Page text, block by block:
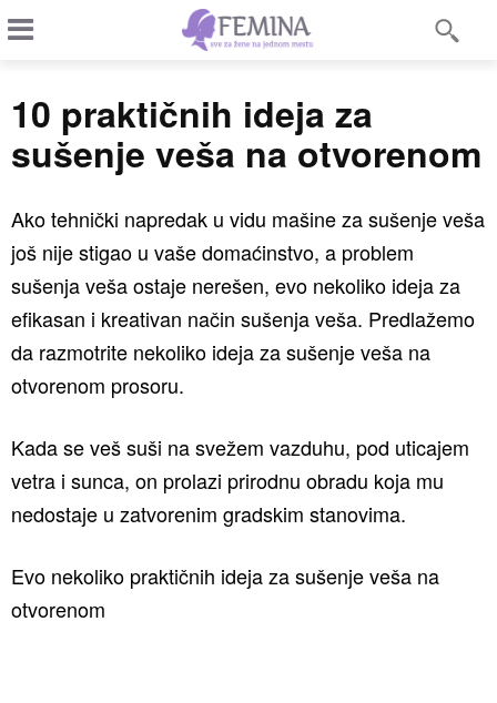
10 praktičnih ideja za
sušenje veša na otvorenom
Ako tehnički napredak u vidu mašine za sušenje veša
još nije stigao u vaše domaćinstvo, a problem
sušenja veša ostaje nerešen, evo nekoliko ideja za
efikasan i kreativan način sušenja veša. Predlažemo
da razmotrite nekoliko ideja za sušenje veša na
otvorenom prosoru.
Kada se veš suši na svežem vazduhu, pod uticajem
vetra i sunca, on prolazi prirodnu obradu koja mu
nedostaje u zatvorenim gradskim stanovima.
Evo nekoliko praktičnih ideja za sušenje veša na
otvorenom